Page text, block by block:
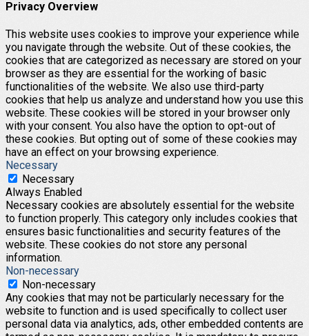
Privacy Overview
This website uses cookies to improve your experience while
you navigate through the website. Out of these cookies, the
cookies that are categorized as necessary are stored on your
browser as they are essential for the working of basic
functionalities of the website. We also use third-party
cookies that help us analyze and understand how you use this
website. These cookies will be stored in your browser only
with your consent. You also have the option to opt-out of
these cookies. But opting out of some of these cookies may
have an effect on your browsing experience.
Necessary
Necessary
Always Enabled
Necessary cookies are absolutely essential for the website
to function properly. This category only includes cookies that
ensures basic functionalities and security features of the
website. These cookies do not store any personal
information.
Non-necessary
Non-necessary
Any cookies that may not be particularly necessary for the
website to function and is used specifically to collect user
personal data via analytics, ads, other embedded contents are